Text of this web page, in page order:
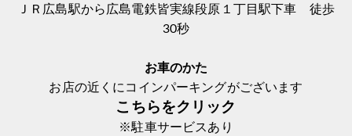
ＪＲ広島駅から広島電鉄皆実線段原１丁目駅下車 徒歩
30秒
お車のかた
お店の近くにコインパーキングがございます
こちらをクリック
※駐車サービスあり